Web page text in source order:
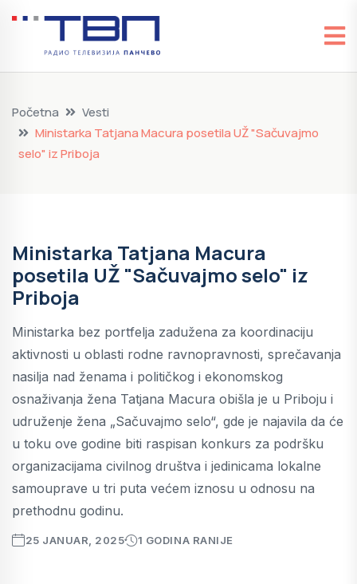
Početna
Vesti
Ministarka Tatjana Macura posetila UŽ "Sačuvajmo
selo" iz Priboja
Ministarka Tatjana Macura
posetila UŽ "Sačuvajmo selo" iz
Priboja
Ministarka bez portfelja zadužena za koordinaciju
aktivnosti u oblasti rodne ravnopravnosti, sprečavanja
nasilja nad ženama i političkog i ekonomskog
osnaživanja žena Tatjana Macura obišla je u Priboju i
udruženje žena „Sačuvajmo selo“, gde je najavila da će
u toku ove godine biti raspisan konkurs za podršku
organizacijama civilnog društva i jedinicama lokalne
samouprave u tri puta većem iznosu u odnosu na
prethodnu godinu.
25 JANUAR, 2025 1 GODINA RANIJE